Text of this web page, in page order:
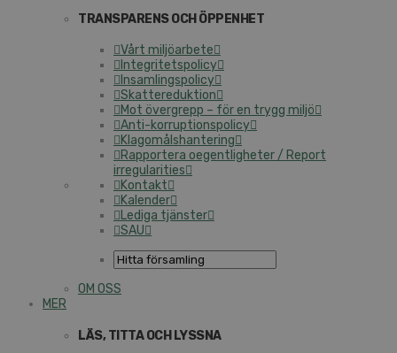
TRANSPARENS OCH ÖPPENHET
Vårt miljöarbete
Integritetspolicy
Insamlingspolicy
Skattereduktion
Mot övergrepp – för en trygg miljö
Anti-korruptionspolicy
Klagomålshantering
Rapportera oegentligheter / Report
irregularities
Kontakt
Kalender
Lediga tjänster
SAU
OM OSS
MER
LÄS, TITTA OCH LYSSNA